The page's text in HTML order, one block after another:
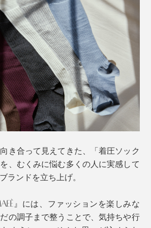
ティにならず、ブラックほど強すぎ
まく繋いでくれるおしゃれカラーで
ソックス」なら、むくみケアとファ
き合って見えてきた、「着圧ソック
、むくみに悩む多くの人に実感して
ランドを立ち上げ。
』には、ファッションを楽しみな
の調子まで整うことで、気持ちや行